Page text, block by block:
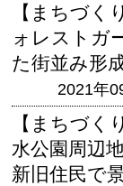
【まちづく
ォレストガ
た街並み形
2021年
【まちづく
水公園周辺
新旧住民で